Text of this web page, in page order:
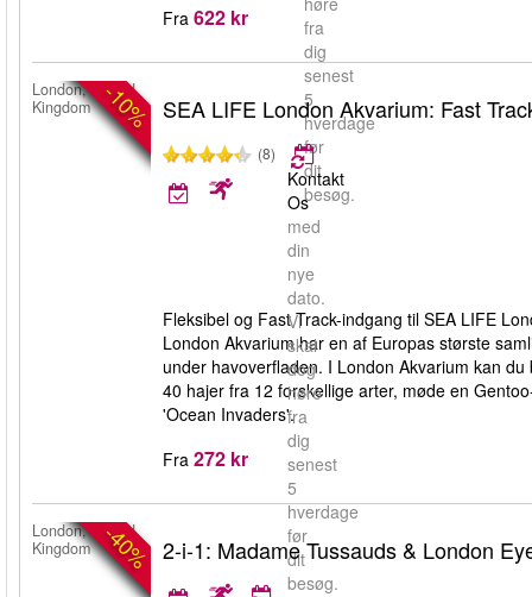
fra
dig
senest
5
hverdage
før
dit
besøg.
Fra 622 kr
-10%
London, United
Kingdom
SEA LIFE London Akvarium: Fast
(8)
Kontakt
Os
med
din
nye
dato.
Vi
skal
dog
høre
fra
dig
senest
5
hverdage
før
dit
besøg.
Fleksibel og Fast Track-indgang til SEA LIFE
London Akvarium har en af Europas største
under havoverfladen. I London Akvarium kan
40 hajer fra 12 forskellige arter, møde en
'Ocean Invaders'.
Fra 272 kr
-40%
London, United
Kingdom
2-i-1: Madame Tussauds & London